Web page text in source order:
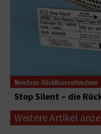
Stop Silent – die
Membran-Rückflussverhinderer
Weitere Artikel